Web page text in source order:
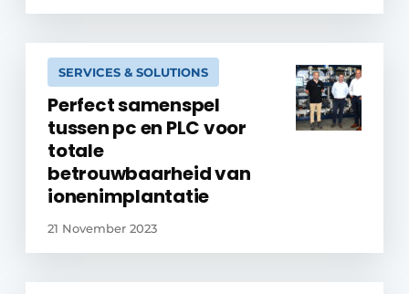
SERVICES & SOLUTIONS
Perfect samenspel
tussen pc en PLC voor
totale
betrouwbaarheid van
ionenimplantatie
21 November 2023